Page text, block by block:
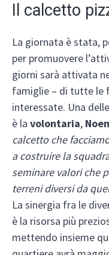
Il calcetto
La giornata è stata,
per promuovere
giorni sarà attivata
famiglie – di tutte le
interessate. Una
è la volontaria,
calcetto che
a costruire la
seminare valori che
terreni diversi da
La sinergia fra le
è la risorsa più
mettendo insieme